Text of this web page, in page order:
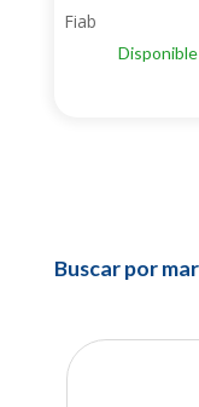
Fiab
Disponible
Buscar por